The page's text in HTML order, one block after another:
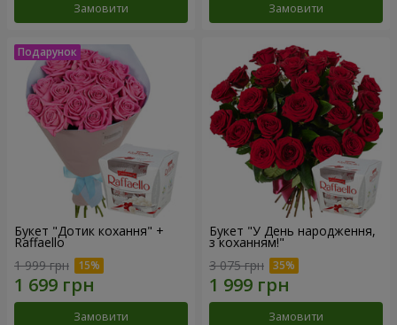
Замовити Замовити
Букет "Дотик кохання" +
Raffaello
1 999 грн
Замовити
Букет "У День народження,
з коханням!"
3 075 грн
Замовити